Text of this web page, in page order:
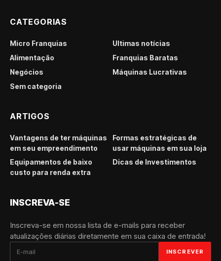
CATEGORIAS
Micro Franquias
Últimas notícias
Alimentação
Franquias Baratas
Negócios
Máquinas Lucrativas
Sem categoria
ARTIGOS
Vantagens de ter máquinas
em seu empreendimento
Formas estratégicas de
usar máquinas em sua loja
Equipamentos de baixo
custo para renda extra
Dicas de Investimentos
INSCREVA-SE
Inscreva-se em nossa lista de e-mails para receber
atualizações diárias diretamente em sua caixa de entrada!